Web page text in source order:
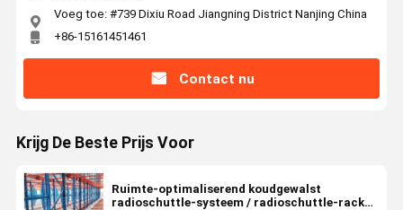
Voeg toe: #739 Dixiu Road Jiangning District Nanjing China
+86-15161451461
Contact nu
Krijg De Beste Prijs Voor
Ruimte-optimaliserend koudgewalst
radioschuttle-systeem / radioschuttle-rack